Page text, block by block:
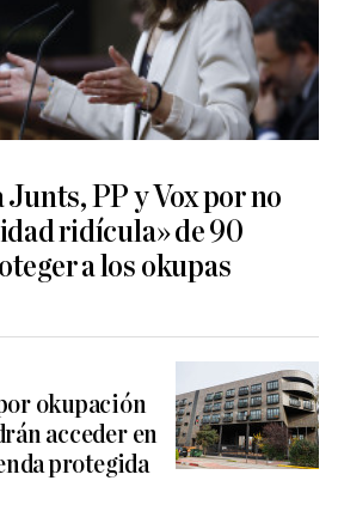
PP y Vox por no
ridícula» de 90
a los okupas
okupación
acceder en
protegida